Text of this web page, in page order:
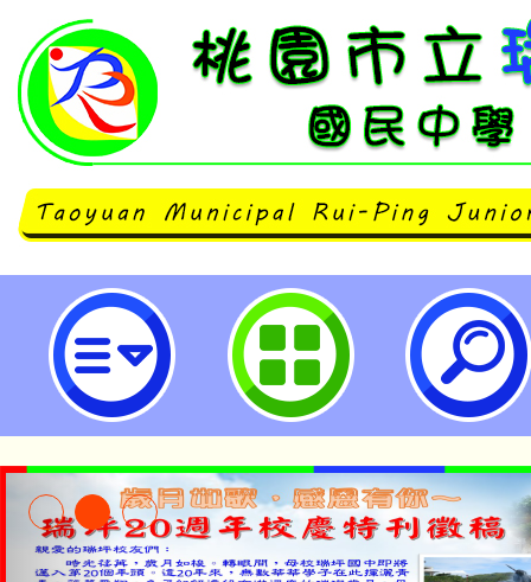
「2024年無人機巡檢暨AI智慧控
研習計畫-桃園市立瑞坪國民中學